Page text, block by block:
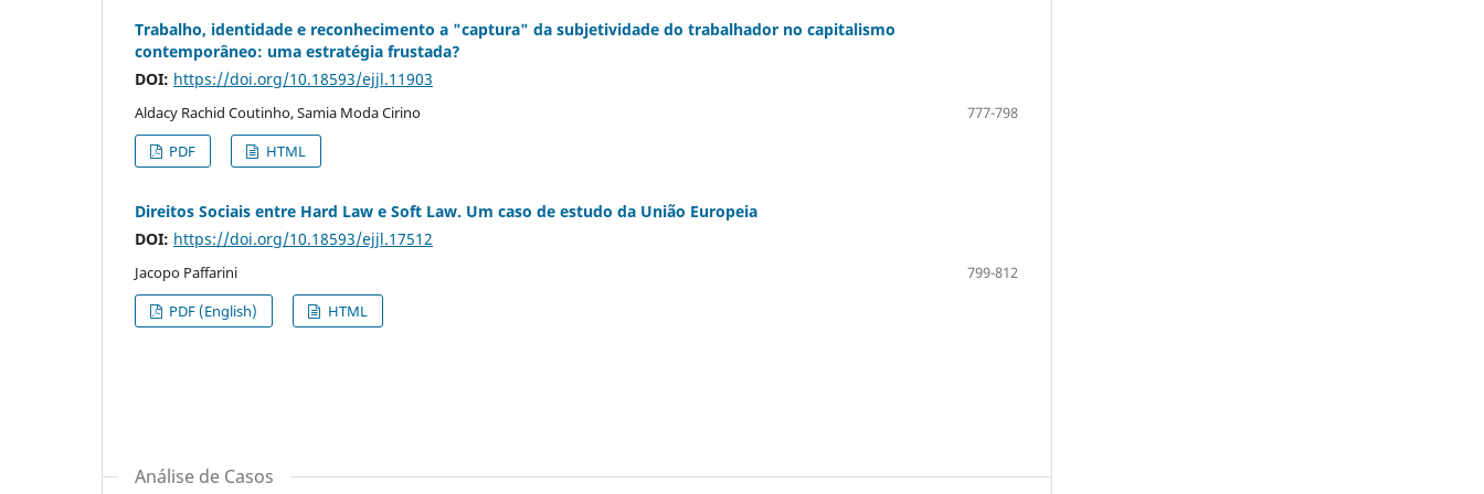
Trabalho, identidade e reconhecimento a "captura" da subjetividade do trabalhador no capitalismo
contemporâneo: uma estratégia frustada?
DOI: https://doi.org/10.18593/ejjl.11903
Aldacy Rachid Coutinho, Samia Moda Cirino
777-798
PDF
HTML
Direitos Sociais entre Hard Law e Soft Law. Um caso de estudo da União Europeia
DOI: https://doi.org/10.18593/ejjl.17512
Jacopo Paffarini
799-812
PDF (English)
HTML
Análise de Casos